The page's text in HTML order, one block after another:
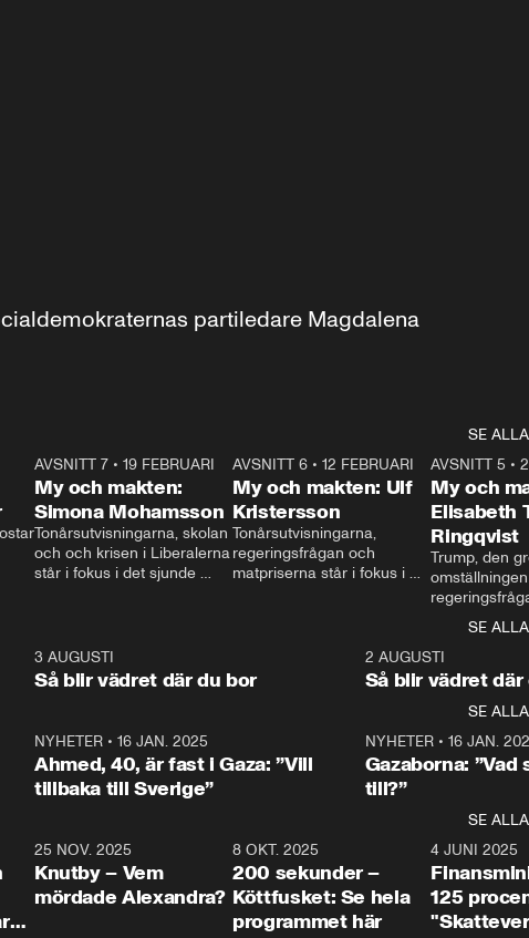
partiledare Magdalena
SE ALLA
24:30
AVSNITT 7• 19 FEBRUARI
My och makten:
Simona Mohamsson
Tonårsutvisningarna, skolan
och och krisen i Liberalerna
står i fokus i det sjunde
kommentator My
Rohwedder ställer
utbildnings- och
Mohamsson till svars.
27:30
AVSNITT 6 •12 FEBRUARI
My och makten: Ulf
Kristersson
Tonårsutvisningarna,
regeringsfrågan och
matpriserna står i fokus i
Rohwedder ställer
statsminister Ulf Kristersson
AVSNITT 5 •
My och
Elisabeth
Ringqvist
Trump, den
centrum i
avsnittet av
Makten”. Se
Aftonbladets
Rohwedder
Thand Ring
SE ALLA
3 AUGUSTI
Så blir vädret där du bor
2 AUGUSTI
Så blir vädret där
SE ALLA
NYHETER• 16 JAN. 2025
Ahmed, 40, är fast i Gaza: ”Vill
tillbaka till Sverige”
NYHETER• 16 JAN.
Gazaborna:
till?”
SE ALLA
31:05
25 NOV. 2025
Knutby – Vem
mördade Alexandra?
4:29
8 OKT. 2025
200 sekunder –
Köttfusket: Se hela
programmet här
4 JUNI 2025
125